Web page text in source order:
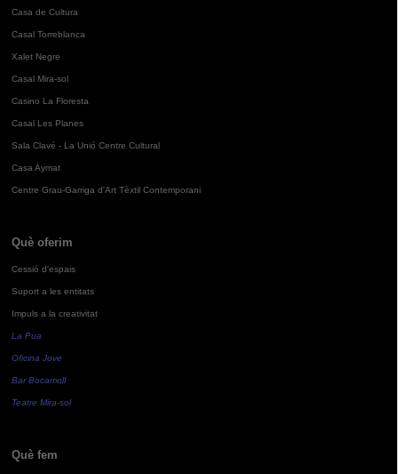
Casa de Cultura
Casal Torreblanca
Xalet Negre
Casal Mira-sol
Casino La Floresta
Casal Les Planes
Sala Clavé - La Unió Centre Cultural
Casa Aymat
Centre Grau-Garriga d'Art Tèxtil Contemporani
Què oferim
Cessió d'espais
Suport a les entitats
Impuls a la creativitat
La Pua
Oficina Jove
Bar Bocamoll
Teatre Mira-sol
Què fem